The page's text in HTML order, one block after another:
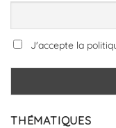
J'accepte la
THÉMATIQUES